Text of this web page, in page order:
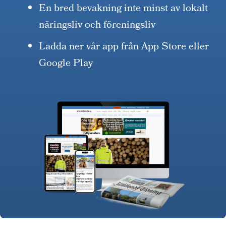
En bred bevakning inte minst av lokalt
näringsliv och föreningsliv
Ladda ner vår app från App Store eller
Google Play